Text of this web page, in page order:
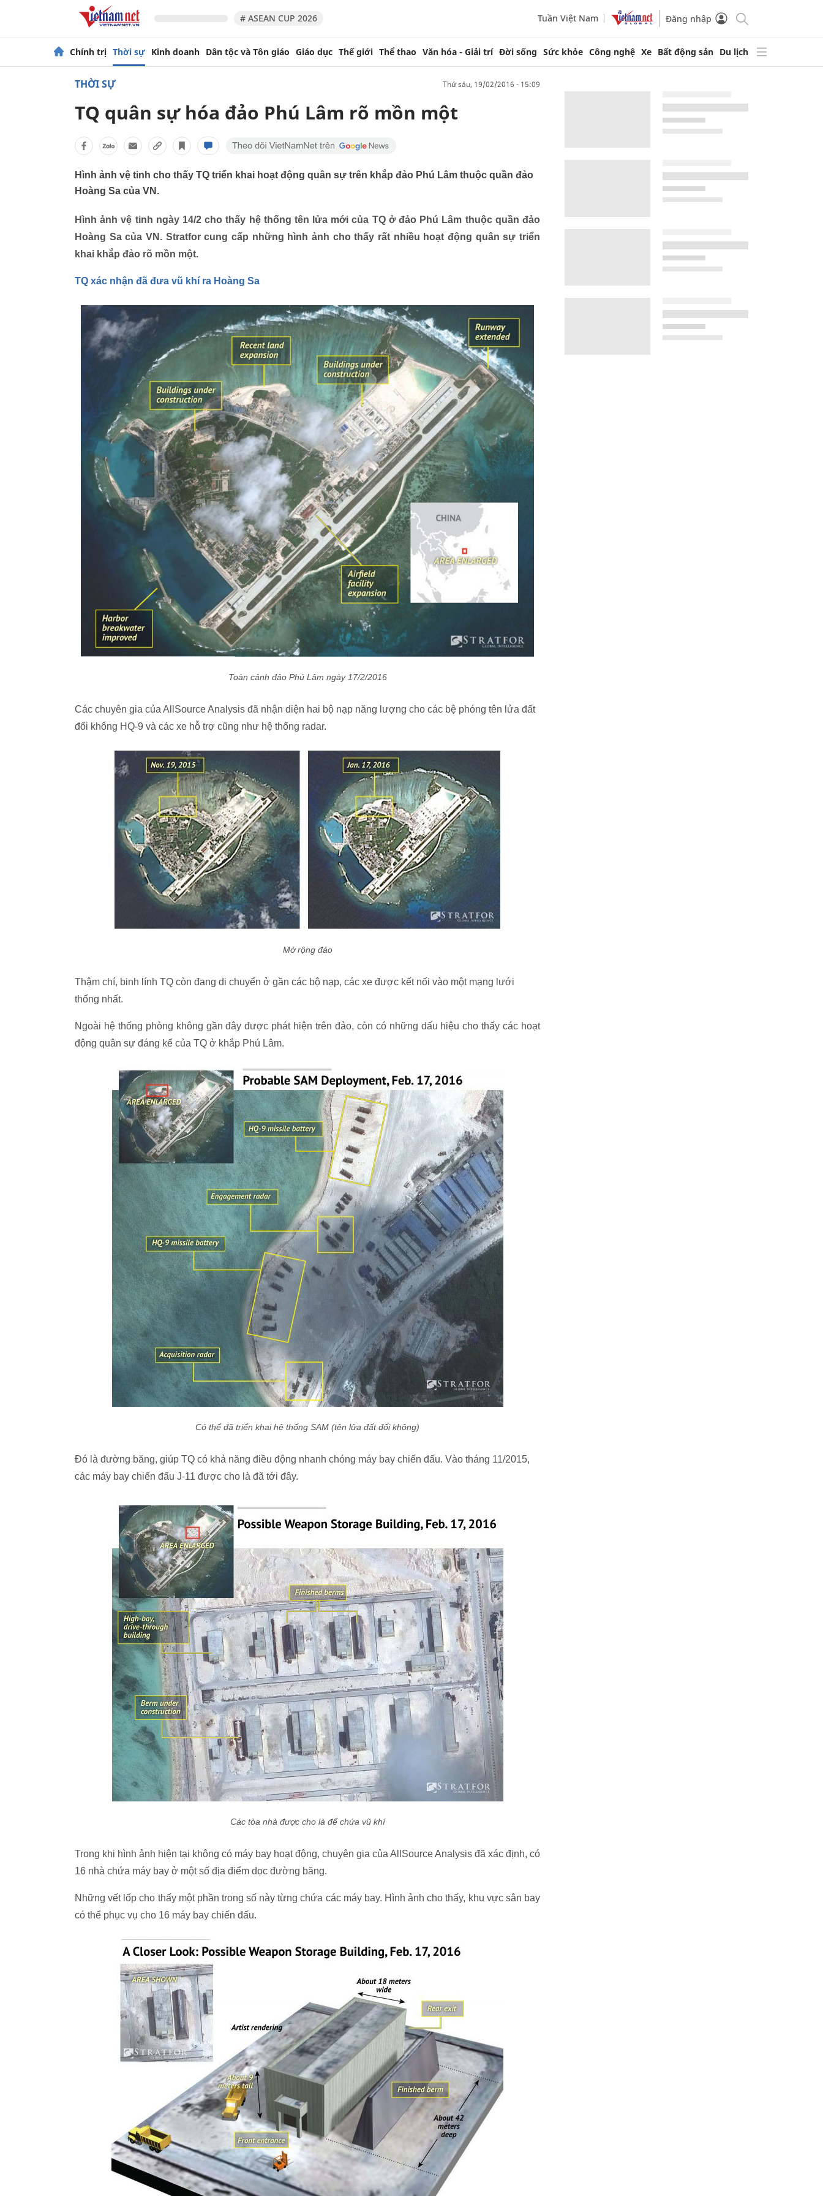
# ASEAN CUP 2026 Tuần Việt Nam Đăng nhập
Chính trị Thời sự Kinh doanh Dân tộc và Tôn giáo Giáo dục Thế giới Thể thao Văn hóa - Giải trí Đời sống Sức khỏe Công nghệ Xe Bất động sản Du lịch
THỜI SỰ thứ sáu, 19/02/2016 - 15:09
TQ quân sự hóa đảo Phú Lâm rõ mồn một
Hình ảnh vệ tinh cho thấy TQ triển khai hoạt động quân sự trên khắp đảo Phú Lâm thuộc quần đảo
Hoàng Sa của VN.
Hình ảnh vệ tinh ngày 14/2 cho thấy hệ thống tên lửa mới của TQ ở đảo Phú Lâm thuộc quần đảo
Hoàng Sa của VN. Stratfor cung cấp những hình ảnh cho thấy rất nhiều hoạt động quân sự triển
khai khắp đảo rõ mồn một.
TQ xác nhận đã đưa vũ khí ra Hoàng Sa
Toàn cảnh đảo Phú Lâm ngày 17/2/2016
Các chuyên gia của AllSource Analysis đã nhận diện hai bộ nạp năng lượng cho các bệ phóng tên lửa đất
đối không HQ-9 và các xe hỗ trợ cũng như hệ thống radar.
Mở rộng đảo
Thậm chí, binh lính TQ còn đang di chuyển ở gần các bộ nạp, các xe được kết nối vào một mạng lưới
thống nhất.
Ngoài hệ thống phòng không gần đây được phát hiện trên đảo, còn có những dấu hiệu cho thấy các hoạt
động quân sự đáng kể của TQ ở khắp Phú Lâm.
Có thể đã triển khai hệ thống SAM (tên lửa đất đối không)
Đó là đường băng, giúp TQ có khả năng điều động nhanh chóng máy bay chiến đấu. Vào tháng 11/2015,
các máy bay chiến đấu J-11 được cho là đã tới đây.
Các tòa nhà được cho là để chứa vũ khí
Trong khi hình ảnh hiện tại không có máy bay hoạt động, chuyên gia của AllSource Analysis đã xác định, có
16 nhà chứa máy bay ở một số địa điểm dọc đường băng.
Những vết lốp cho thấy một phần trong số này từng chứa các máy bay. Hình ảnh cho thấy, khu vực sân bay
có thể phục vụ cho 16 máy bay chiến đấu.